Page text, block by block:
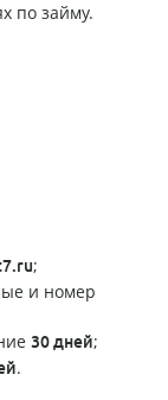
по займу.
;
и номер
30 дней;
.